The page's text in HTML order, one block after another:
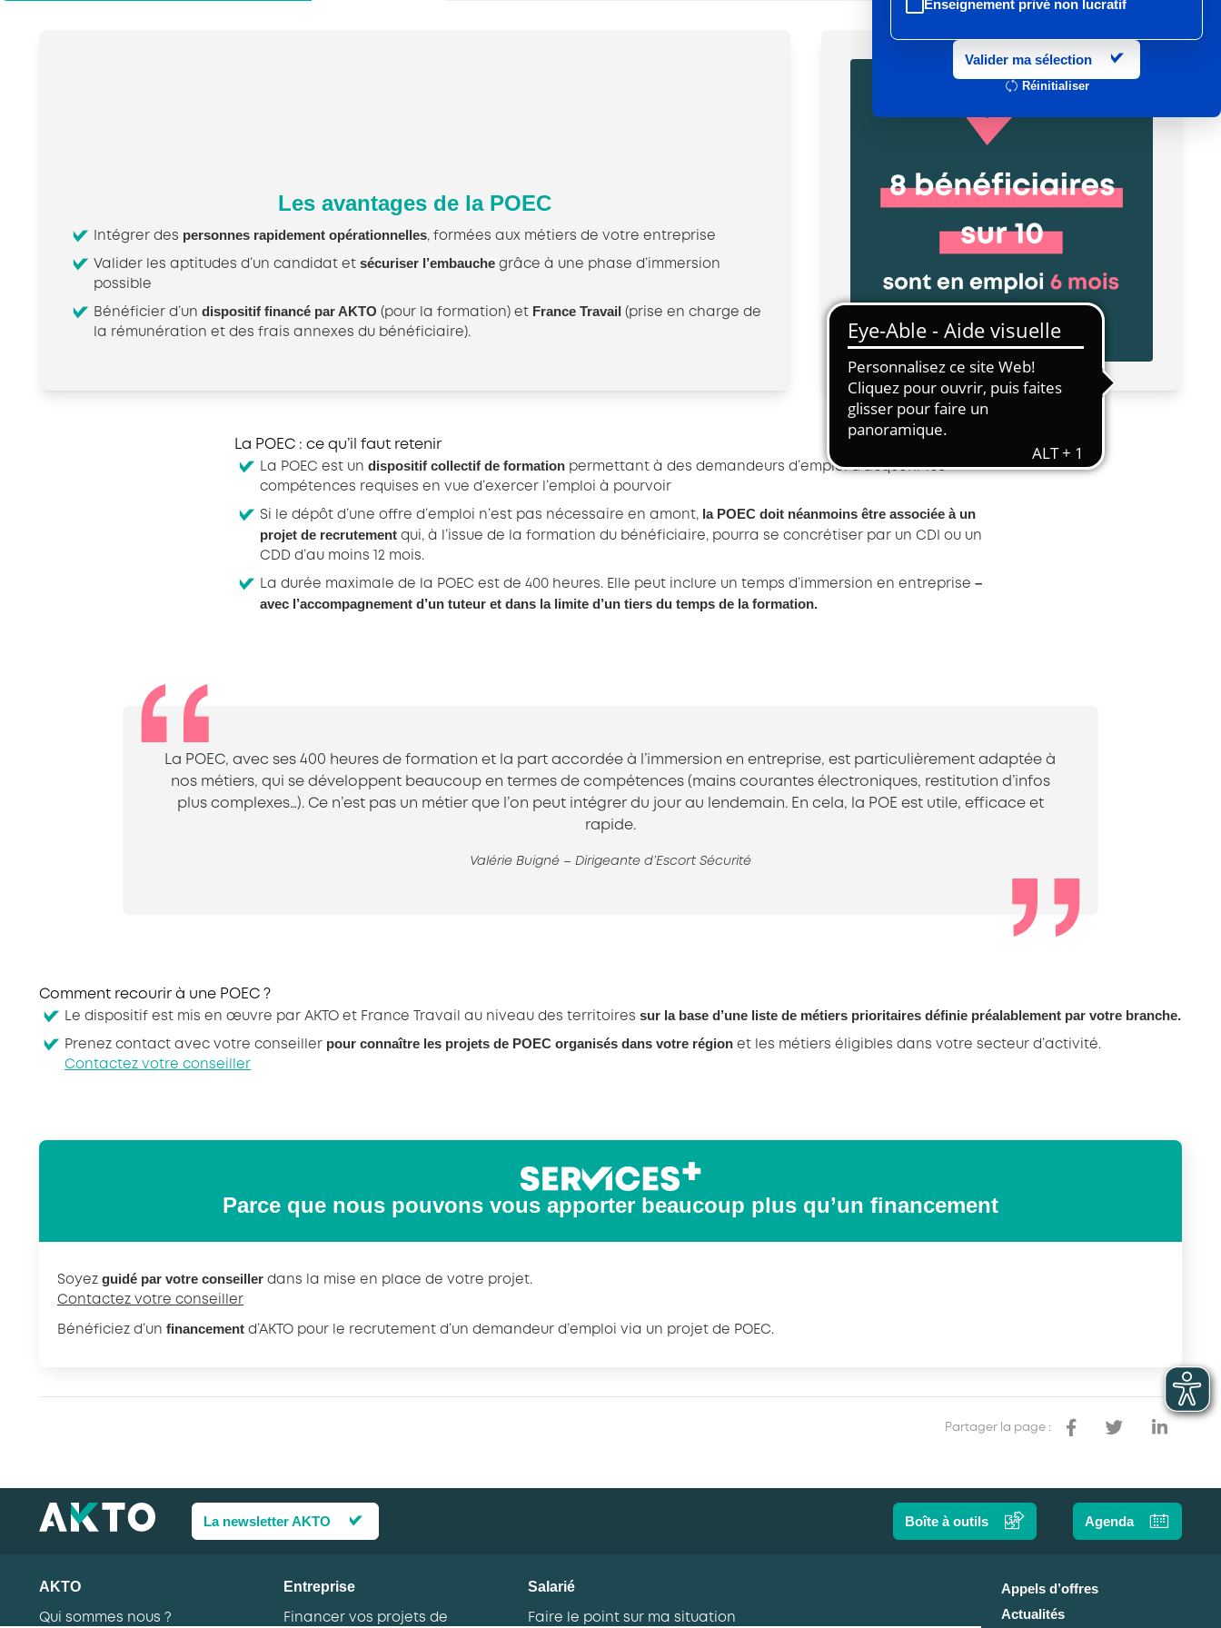
Enseignement privé non lucratif
Entretien et location textile
Exploitations forestières et scieries
Hôtels, cafés, restaurants
Portage salarial
Propreté et services associés
Restauration rapide
Services d'eau et d'assainissement
Travail mécanique du bois
Transport et travail aérien
Travail temporaire
Autre secteur
Valider ma sélection
Réinitialiser
Les avantages de la POEC
Intégrer des personnes rapidement opérationnelles, formées aux métiers de votre entreprise
Valider les aptitudes d’un candidat et sécuriser l’embauche grâce à une phase d’immersion
possible
Bénéficier d’un dispositif financé par AKTO (pour la formation) et France Travail (prise en charge de
la rémunération et des frais annexes du bénéficiaire).
La POEC : ce qu’il faut retenir
La POEC est un dispositif collectif de formation permettant à des demandeurs d’emploi d’acquérir les
compétences requises en vue d’exercer l’emploi à pourvoir
Si le dépôt d’une offre d’emploi n’est pas nécessaire en amont, la POEC doit néanmoins être associée à un
projet de recrutement qui, à l’issue de la formation du bénéficiaire, pourra se concrétiser par un CDI ou un
CDD d’au moins 12 mois.
La durée maximale de la POEC est de 400 heures. Elle peut inclure un temps d’immersion en entreprise –
avec l’accompagnement d’un tuteur et dans la limite d’un tiers du temps de la formation.
La POEC, avec ses 400 heures de formation et la part accordée à l’immersion en entreprise, est particulièrement adaptée à
nos métiers, qui se développent beaucoup en termes de compétences (mains courantes électroniques, restitution d’infos
plus complexes…). Ce n’est pas un métier que l’on peut intégrer du jour au lendemain. En cela, la POE est utile, efficace et
rapide.
Valérie Buigné – Dirigeante d’Escort Sécurité
Comment recourir à une POEC ?
Le dispositif est mis en œuvre par AKTO et France Travail au niveau des territoires sur la base d’une liste de métiers prioritaires définie préalablement par votre branche.
Prenez contact avec votre conseiller pour connaître les projets de POEC organisés dans votre région et les métiers éligibles dans votre secteur d’activité.
Contactez votre conseiller
Parce que nous pouvons vous apporter beaucoup plus qu’un financement
Soyez guidé par votre conseiller dans la mise en place de votre projet.
Contactez votre conseiller
Bénéficiez d’un financement d’AKTO pour le recrutement d’un demandeur d’emploi via un projet de POEC.
Partager la page :
La newsletter AKTO Boîte à outils Agenda
AKTO
Qui sommes nous ?
Entreprise
Financer vos projets de
Salarié
Faire le point sur ma situation
Appels d’offres
Actualités